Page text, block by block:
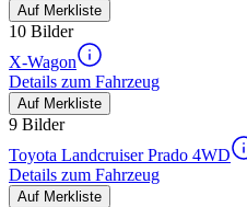
Auf Merkliste
10 Bilder
X-Wagon
Details zum Fahrzeug
Auf Merkliste
9 Bilder
Toyota Landcruiser Prado 4WD
Details zum Fahrzeug
Auf Merkliste